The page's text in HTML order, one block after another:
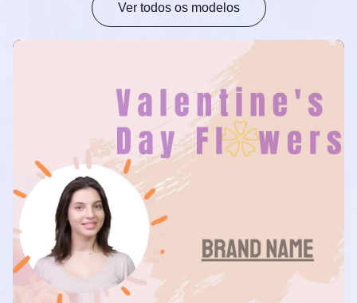
Ver todos os modelos